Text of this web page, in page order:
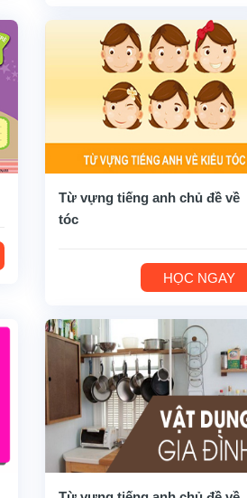
Từ vựng tiếng anh chủ đề về
tóc
HỌC NGAY